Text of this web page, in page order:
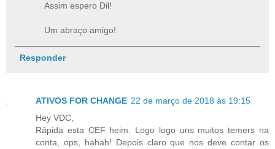
Assim espero Dil!
Um abraço amigo!
Responder
ATIVOS FOR CHANGE 22 de março de 2018 às 19:15
Hey VDC,
Rápida esta CEF heim. Logo logo uns muitos temers na
conta, ops, hahah! Depois claro que nos deve contar os